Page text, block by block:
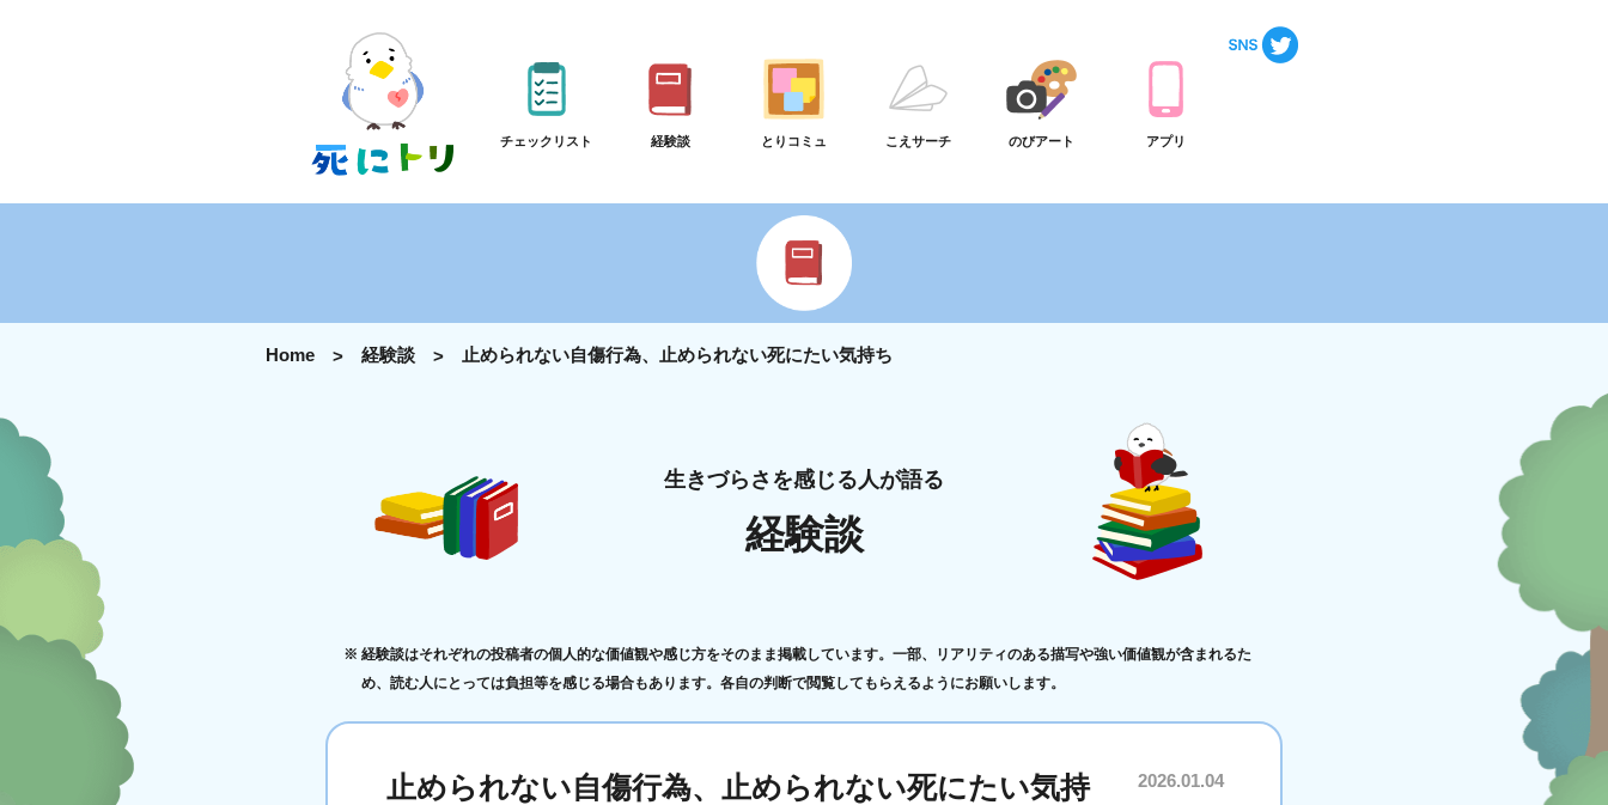
チェックリスト 経験談 とりコミュ こえサーチ のびアート アプリ
Home 経験談 止められない自傷行為、止められない死にたい気持ち
生きづらさを感じる人が語る
経験談
経験談はそれぞれの投稿者の個人的な価値観や感じ方をそのまま掲載しています。一部、リアリティのある描写や強い価値観が含まれるた
め、読む人にとっては負担等を感じる場合もあります。各自の判断で閲覧してもらえるようにお願いします。
止められない自傷行為、止められない死にたい気持
2026.01.04